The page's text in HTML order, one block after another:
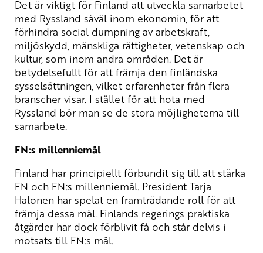
Det är viktigt för Finland att utveckla samarbetet
med Ryssland såväl inom ekonomin, för att
förhindra social dumpning av arbetskraft,
miljöskydd, mänskliga rättigheter, vetenskap och
kultur, som inom andra områden. Det är
betydelsefullt för att främja den finländska
sysselsättningen, vilket erfarenheter från flera
branscher visar. I stället för att hota med
Ryssland bör man se de stora möjligheterna till
samarbete.
FN:s millenniemål
Finland har principiellt förbundit sig till att stärka
FN och FN:s millenniemål. President Tarja
Halonen har spelat en framträdande roll för att
främja dessa mål. Finlands regerings praktiska
åtgärder har dock förblivit få och står delvis i
motsats till FN:s mål.